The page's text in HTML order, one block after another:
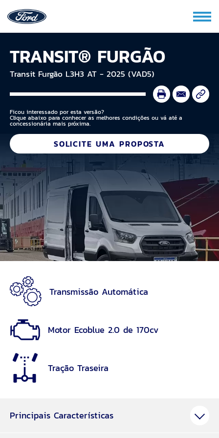
TRANSIT® FURGÃO
Transit Furgão L3H3 AT - 2025 (VAD5)
Ficou interessado por esta versão?
Clique abaixo para conhecer as melhores condições ou vá até a
concessionária mais próxima.
SOLICITE UMA PROPOSTA
Transmissão Automática
Motor Ecoblue 2.0 de 170cv
Tração Traseira
Principais Características